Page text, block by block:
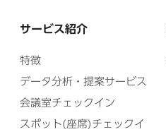
サービス紹介
特徴
データ分析・提案サービス
会議室チェックイン
スポット(座席)チェックイ